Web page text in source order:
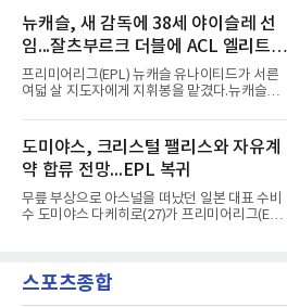
코)전에 선발 출전했으나 공격포인트 없이 후반
41분 타일러 보이드와 교체됐다. 이날 골을 넣었
다면 공식전 5경기 연속 득점이었다. 다만 메이
저리그사커(MLS)에서 이어온 4경기 연속골 기
록은 유지된다.경기는 팽팽했다. 전반 38분 다비
드 마르티네스의 땅볼 크로스를 드니 부앙가가
으로 골대 오른쪽 하단을 찔러 균형을 맞췄다.승
부는 승부차기로 갈렸다. LAFC는
뉴캐슬, 새 감독에 38세 야이슬레 선
임...잘츠부르크 더블에 ACL 엘리트 2
연패 경력
프리미어리그(EPL) 뉴캐슬 유나이티드가 서른
여덟 살 지도자에게 지휘봉을 맡겼다.뉴캐슬은
임을 발표했다. 그는 스페인 라망가에서 진행 중
인 프리시즌 캠프에 곧바로 합류했다. 구단은 유
럽 축구계에서 가장 촉망받는 젊은 감독을 데려
왔다고 밝혔다.이력은 이른 나이에 쌓였다. 서른
셋이던 2021년 오스트리아 레드불 잘츠부르크
사령탑에 올라 첫 시즌 리그와 컵대회를 동시에
제패했고, 구단 역사상 처음으로 팀을 유럽축구
다. 2023년 사우디아라비아 알아흘리로 옮겨
2024-2025시즌과 2025-2026시즌
도미야스, 크리스털 팰리스와 자유계
약 합류 전망...EPL 복귀
무릎 부상으로 아스널을 떠났던 일본 대표 수비
수 도미야스 다케히로(27)가 프리미어리그(EPL)
큰 틀의 계약 조건은 이미 합의됐고 구단은 개막
을 앞두고 영입 절차를 서두르고 있다.그의 최근
스포츠종합